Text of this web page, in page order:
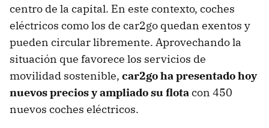
centro de la capital. En este contexto, coches
eléctricos como los de car2go quedan exentos y
pueden circular libremente. Aprovechando la
situación que favorece los servicios de
movilidad sostenible, car2go ha presentado hoy
nuevos precios y ampliado su flotacon 450
nuevos coches eléctricos.